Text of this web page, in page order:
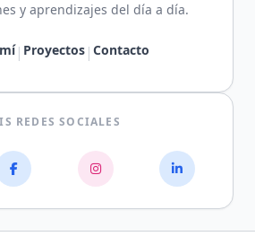
y aprendizajes del día a día.
| Proyectos | Contacto
REDES SOCIALES